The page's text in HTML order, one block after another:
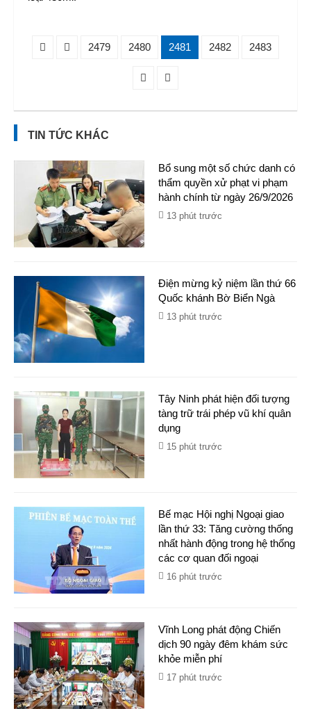
2479 2480 2481 2482 2483
TIN TỨC KHÁC
Bổ sung một số chức danh có
thẩm quyền xử phạt vi phạm
hành chính từ ngày 26/9/2026
13 phút trước
Điện mừng kỷ niệm lần thứ 66
Quốc khánh Bờ Biển Ngà
13 phút trước
Tây Ninh phát hiện đối tượng
tàng trữ trái phép vũ khí quân
dụng
15 phút trước
Bế mạc Hội nghị Ngoại giao
lần thứ 33: Tăng cường thống
nhất hành động trong hệ thống
các cơ quan đối ngoại
16 phút trước
Vĩnh Long phát động Chiến
dịch 90 ngày đêm khám sức
khỏe miễn phí
17 phút trước